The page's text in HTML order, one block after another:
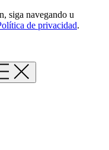
siga navegando u
de privacidad.